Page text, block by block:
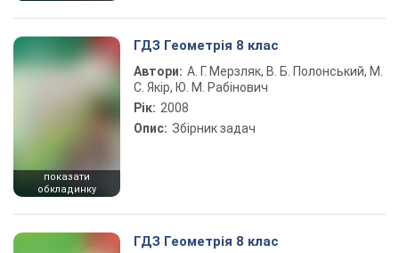
показати
обкладинку
ГДЗ Геометрія 8 клас
Автори: А. Г. Мерзляк, В. Б. Полонський, М.
С. Якір, Ю. М. Рабінович
Рік: 2008
Опис: Збірник задач
ГДЗ Геометрія 8 клас